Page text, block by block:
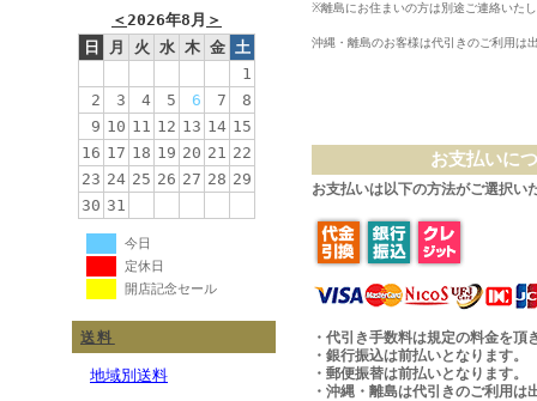
＜2026年8月 ＞
日
月 火 水 木 金 土
1
2
3 4 5 6 7
8
9 10 11 12 13 14 15
16 17 18 19 20 21 22
23 24 25 26 27 28 29
30 31
今日
定休日
開店記念セール
送料
地域別送料
※離島にお住まいの方は別途ご連絡いた
沖縄・離島のお客様は代引きのご利用は
お支払いに
お支払いは以下の方法がご選択い
・代引き手数料は規定の料金を頂
・銀行振込は前払いとなります。
・郵便振替は前払いとなります。
・沖縄・離島は代引きのご利用は